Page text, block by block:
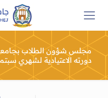
مجلس شؤون الطلاب
دورته الاعتيادية لشهري سبتمبر /